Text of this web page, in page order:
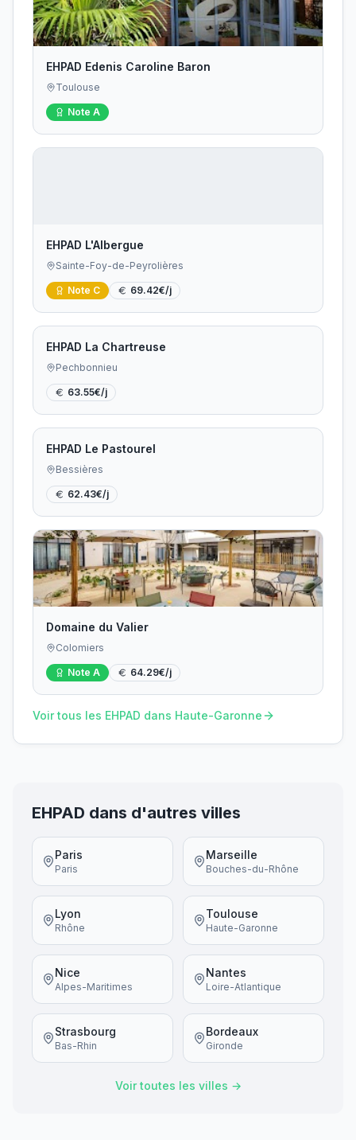
EHPAD Edenis Caroline Baron
Toulouse
Note A
EHPAD L'Albergue
Sainte-Foy-de-Peyrolières
Note C 69.42€/j
EHPAD La Chartreuse
Pechbonnieu
63.55€/j
EHPAD Le Pastourel
Bessières
62.43€/j
Domaine du Valier
Colomiers
Note A 64.29€/j
Voir tous les EHPAD dans Haute-Garonne
EHPAD dans d'autres villes
Paris
Paris
Marseille
Bouches-du-Rhône
Lyon
Rhône
Toulouse
Haute-Garonne
Nice
Alpes-Maritimes
Nantes
Loire-Atlantique
Strasbourg
Bas-Rhin
Bordeaux
Gironde
Voir toutes les villes →